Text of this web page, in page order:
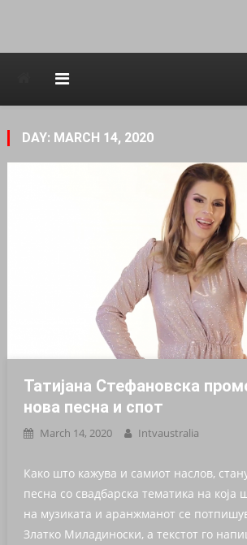
DAY: MARCH 14, 2020
Татијана Стефановска
нова песна и спот
March 14, 2020 Intvaustralia
Како што кажува и самиот наслов,
песна со свадбарска тематика на која
на музиката и аранжманот се
Златко Миладиноски, а текстот го